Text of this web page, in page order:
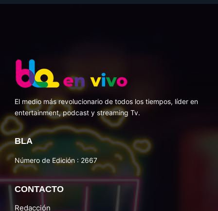
El medio más revolucionario de todos los tiempos, líder en
entertainment, podcast y streaming Tv.
BLA
Número de Edición : 2667
CONTACTO
Redacción